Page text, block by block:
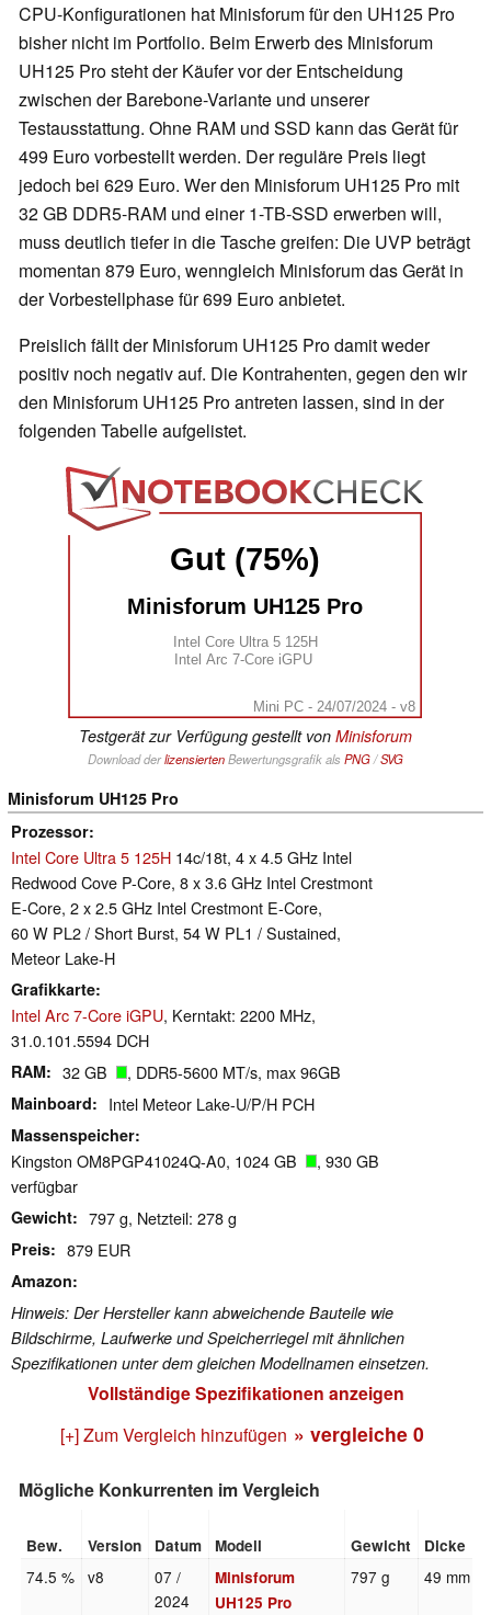
CPU-Konfigurationen hat Minisforum für den UH125 Pro
bisher nicht im Portfolio. Beim Erwerb des Minisforum
UH125 Pro steht der Käufer vor der Entscheidung
zwischen der Barebone-Variante und unserer
Testausstattung. Ohne RAM und SSD kann das Gerät für
499 Euro vorbestellt werden. Der reguläre Preis liegt
jedoch bei 629 Euro. Wer den Minisforum UH125 Pro mit
32 GB DDR5-RAM und einer 1-TB-SSD erwerben will,
muss deutlich tiefer in die Tasche greifen: Die UVP beträgt
momentan 879 Euro, wenngleich Minisforum das Gerät in
der Vorbestellphase für 699 Euro anbietet.
Preislich fällt der Minisforum UH125 Pro damit weder
positiv noch negativ auf. Die Kontrahenten, gegen den wir
den Minisforum UH125 Pro antreten lassen, sind in der
folgenden Tabelle aufgelistet.
Gut (75%)
Minisforum UH125 Pro
Intel Core Ultra 5 125H
Intel Arc 7-Core iGPU
Mini PC - 24/07/2024 - v8
Testgerät zur Verfügung gestellt von Minisforum
Download derlizensiertenBewertungsgrafik als PNG/SVG
Minisforum UH125 Pro
Prozessor
Intel Core Ultra 5 125H 14c/18t, 4 x 4.5 GHz Intel
Redwood Cove P-Core, 8 x 3.6 GHz Intel Crestmont
E-Core, 2 x 2.5 GHz Intel Crestmont E-Core,
60 W PL2 / Short Burst, 54 W PL1 / Sustained,
Meteor Lake-H
Grafikkarte
Intel Arc 7-Core iGPU, Kerntakt: 2200 MHz,
31.0.101.5594 DCH
RAM 32 GB , DDR5-5600 MT/s, max 96GB
Mainboard Intel Meteor Lake-U/P/H PCH
Massenspeicher
Kingston OM8PGP41024Q-A0, 1024 GB
, 930 GB
verfügbar
Gewicht 797 g, Netzteil: 278 g
Preis 879 EUR
Amazon
Hinweis: Der Hersteller kann abweichende Bauteile wie
Bildschirme, Laufwerke und Speicherriegel mit ähnlichen
Spezifikationen unter dem gleichen Modellnamen einsetzen.
Vollständige Spezifikationen anzeigen
[+] Zum Vergleich hinzufügen » vergleiche 0
Mögliche Konkurrenten im Vergleich
Bew. Version Datum Modell Gewicht Dicke
74.5 % v8
07 /
2024
Minisforum
UH125 Pro
797 g 49 mm